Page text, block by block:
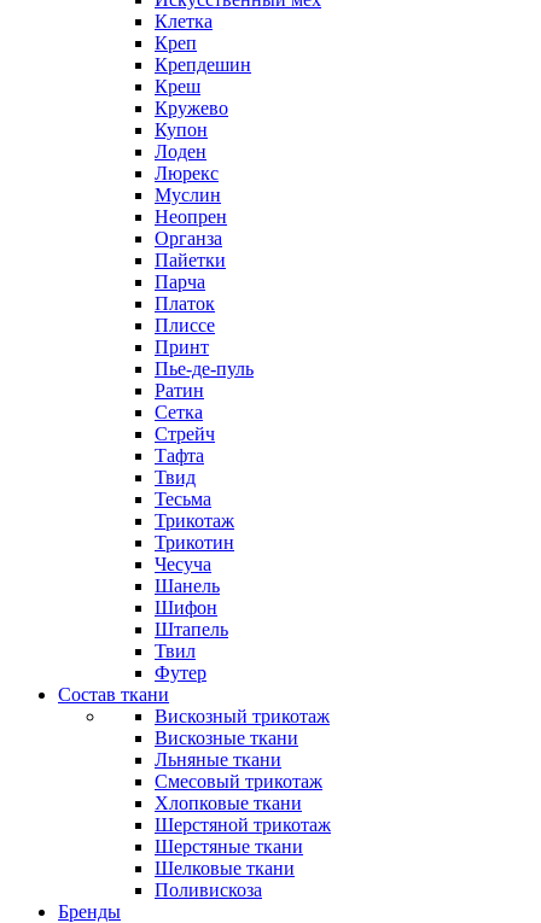
Клетка
Креп
Крепдешин
Креш
Кружево
Купон
Лоден
Люрекс
Муслин
Неопрен
Органза
Пайетки
Парча
Платок
Плиссе
Принт
Пье-де-пуль
Ратин
Сетка
Стрейч
Тафта
Твид
Тесьма
Трикотаж
Трикотин
Чесуча
Шанель
Шифон
Штапель
Твил
Футер
Состав ткани
Вискозный трикотаж
Вискозные ткани
Льняные ткани
Смесовый трикотаж
Хлопковые ткани
Шерстяной трикотаж
Шерстяные ткани
Шелковые ткани
Поливискоза
Бренды